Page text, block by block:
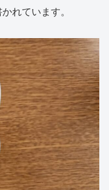
れています。